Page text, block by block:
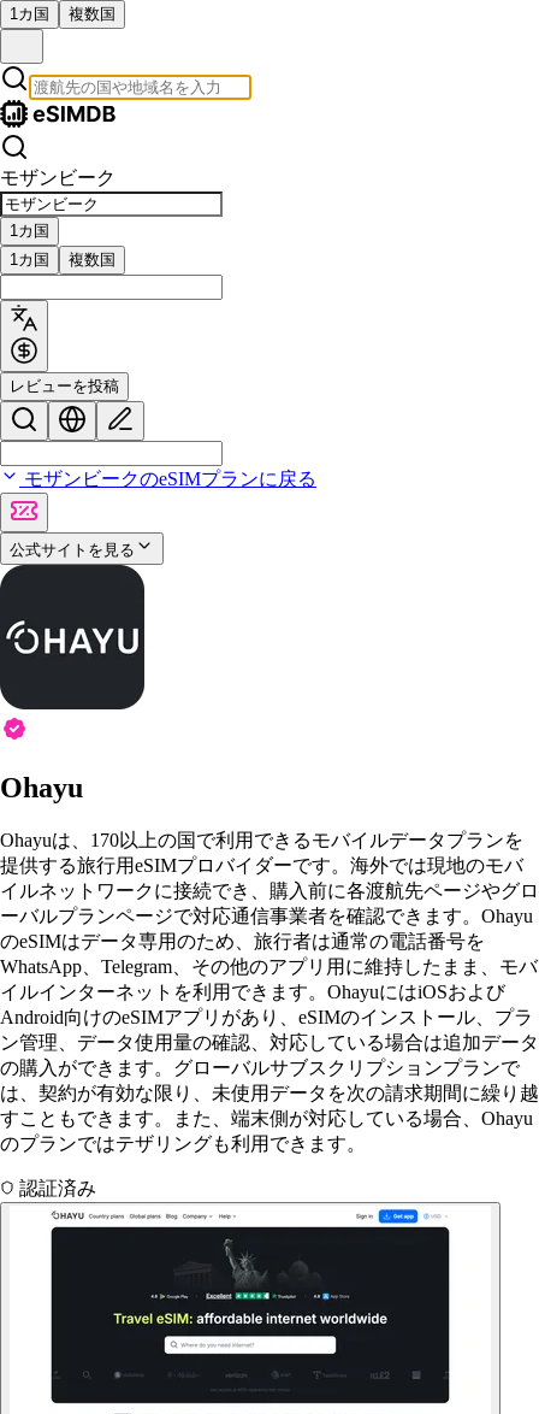
1カ国 複数国
モザンビーク
1カ国
1カ国
複数国
レビューを投稿
モザンビークのeSIMプランに戻る
公式サイトを見る
Ohayu
Ohayuは、170以上の国で利用できるモバイルデータプランを
提供する旅行用eSIMプロバイダーです。海外では現地のモバ
イルネットワークに接続でき、購入前に各渡航先ページやグロ
ーバルプランページで対応通信事業者を確認できます。Ohayu
のeSIMはデータ専用のため、旅行者は通常の電話番号を
WhatsApp、Telegram、その他のアプリ用に維持したまま、モバ
イルインターネットを利用できます。OhayuにはiOSおよび
Android向けのeSIMアプリがあり、eSIMのインストール、プラ
ン管理、データ使用量の確認、対応している場合は追加データ
の購入ができます。グローバルサブスクリプションプランで
は、契約が有効な限り、未使用データを次の請求期間に繰り越
すこともできます。また、端末側が対応している場合、Ohayu
のプランではテザリングも利用できます。
認証済み